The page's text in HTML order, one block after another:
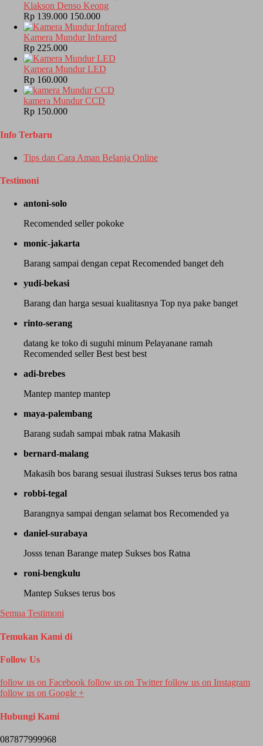
Klakson Denso Keong
Rp 139.000 150.000
Kamera Mundur Infrared
Rp 225.000
Kamera Mundur LED
Rp 160.000
kamera Mundur CCD
Rp 150.000
Info Terbaru
Tips dan Cara Aman Belanja Online
Testimoni
antoni-solo
Recomended seller pokoke
monic-jakarta
Barang sampai dengan cepat Recomended banget deh
yudi-bekasi
Barang dan harga sesuai kualitasnya Top nya pake banget
rinto-serang
datang ke toko di suguhi minum Pelayanane ramah
Recomended seller Best best best
adi-brebes
Mantep mantep mantep
maya-palembang
Barang sudah sampai mbak ratna Makasih
bernard-malang
Makasih bos barang sesuai ilustrasi Sukses terus bos ratna
robbi-tegal
Barangnya sampai dengan selamat bos Recomended ya
daniel-surabaya
Josss tenan Barange matep Sukses bos Ratna
roni-bengkulu
Mantep Sukses terus bos
Semua Testimoni
Temukan Kami di
Follow Us
follow us on Facebook follow us on Twitter follow us on Instagram
follow us on Google +
Hubungi Kami
087877999968